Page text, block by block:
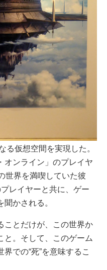
仮想空間を実現した。
オンライン」のプレイヤ
世界を満喫していた彼
レイヤーと共に、ゲー
かされる。
とだけが、この世界か
と。そして、このゲーム
での“死”を意味するこ